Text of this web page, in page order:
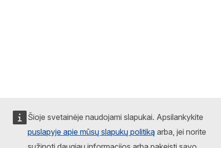
Šioje svetainėje naudojami slapukai. Apsilankykite
puslapyje apie mūsų slapukų politiką arba, jei norite